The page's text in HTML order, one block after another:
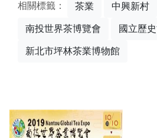
相關標籤： 茶業 中興新村
南投世界茶博覽會 國立歷
新北市坪林茶業博物館